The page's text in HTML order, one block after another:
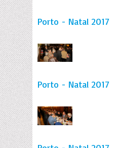
Porto - Natal 2017
Porto - Natal 2017